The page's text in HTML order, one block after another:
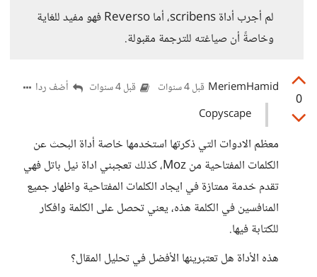
لم أجرب أداة scribens، أما Reverso فهو مفيد للغاية
وخاصةً أن صياغته للترجمة مقبولة.
0
MeriemHamid قبل 4 سنوات قبل 4 سنوات
أضف ردا
Copyscape
معظم الادوات التي ذكرتها استخدمها خاصة أداة البحث عن
الكلمات المفتاحية من Moz، كذلك تعجبني اداة نيل باتل فهي
تقدم خدمة ممتازة في ايجاد الكلمات المفتاحية واظهار جميع
المنافسين في الكلمة هذه، يعني تحصل على الكلمة وافكار
للكتابة فيها.
هذه الأداة هل تعتبرينها الأفضل في تحليل المقال؟